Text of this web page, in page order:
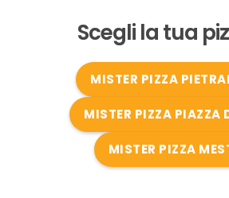
Scegli la tua
MISTER PIZZA
MISTER PIZZA PIAZZA
MISTER PIZZA